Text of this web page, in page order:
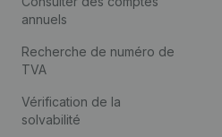
annuels
Recherche de numéro de
TVA
Vérification de la
solvabilité